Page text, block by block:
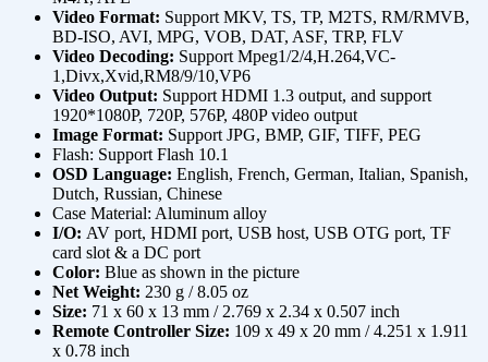
Video Format: Support MKV, TS, TP, M2TS, RM/RMVB,
BD-ISO, AVI, MPG, VOB, DAT, ASF, TRP, FLV
Video Decoding: Support Mpeg1/2/4,H.264,VC-
1,Divx,Xvid,RM8/9/10,VP6
Video Output: Support HDMI 1.3 output, and support
1920*1080P, 720P, 576P, 480P video output
Image Format: Support JPG, BMP, GIF, TIFF, PEG
Flash: Support Flash 10.1
OSD Language: English, French, German, Italian, Spanish,
Dutch, Russian, Chinese
Case Material: Aluminum alloy
I/O: AV port, HDMI port, USB host, USB OTG port, TF
card slot & a DC port
Color: Blue as shown in the picture
Net Weight: 230 g / 8.05 oz
Size: 71 x 60 x 13 mm / 2.769 x 2.34 x 0.507 inch
Remote Controller Size: 109 x 49 x 20 mm / 4.251 x 1.911
x 0.78 inch